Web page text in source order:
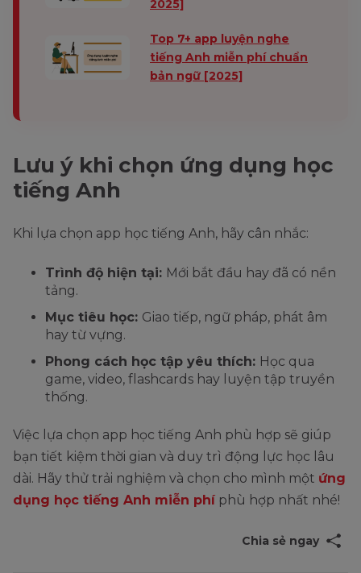
2025]
Top 7+ app luyện nghe
tiếng Anh miễn phí chuẩn
bản ngữ [2025]
Lưu ý khi chọn ứng dụng học
tiếng Anh
Khi lựa chọn app học tiếng Anh, hãy cân nhắc:
Trình độ hiện tại: Mới bắt đầu hay đã có nền
tảng.
Mục tiêu học: Giao tiếp, ngữ pháp, phát âm
hay từ vựng.
Phong cách học tập yêu thích: Học qua
game, video, flashcards hay luyện tập truyền
thống.
Việc lựa chọn app học tiếng Anh phù hợp sẽ giúp
bạn tiết kiệm thời gian và duy trì động lực học lâu
dài. Hãy thử trải nghiệm và chọn cho mình một ứng
dụng học tiếng Anh miễn phí phù hợp nhất nhé!
Chia sẻ ngay